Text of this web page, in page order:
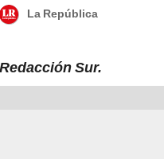
La República
Redacción Sur.